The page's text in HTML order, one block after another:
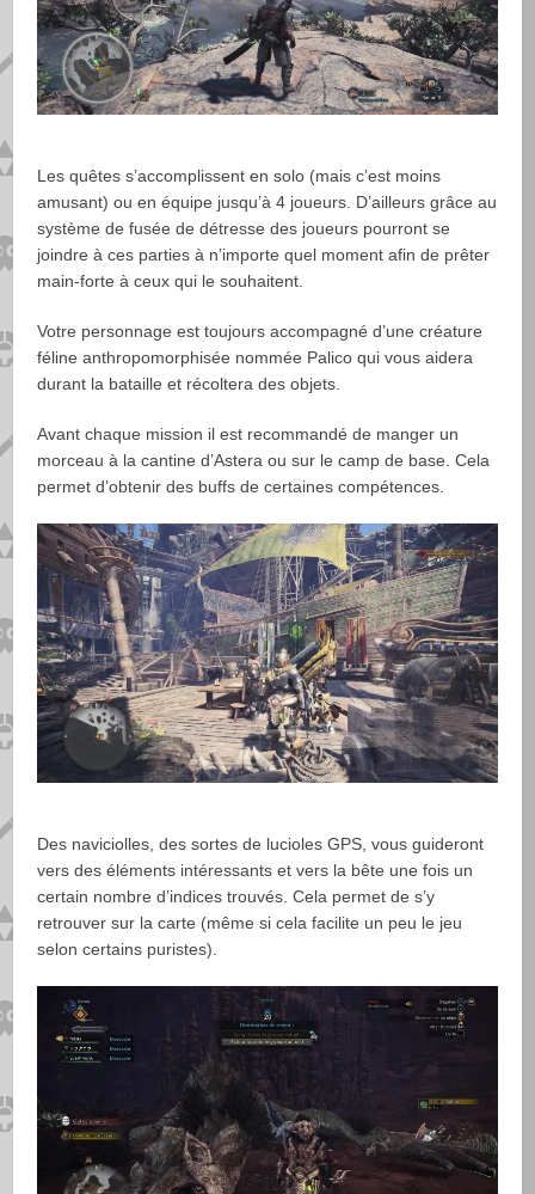
Les quêtes s’accomplissent en solo (mais c’est moins
amusant) ou en équipe jusqu’à 4 joueurs. D’ailleurs grâce au
système de fusée de détresse des joueurs pourront se
joindre à ces parties à n’importe quel moment afin de prêter
main-forte à ceux qui le souhaitent.
Votre personnage est toujours accompagné d’une créature
féline anthropomorphisée nommée Palico qui vous aidera
durant la bataille et récoltera des objets.
Avant chaque mission il est recommandé de manger un
morceau à la cantine d’Astera ou sur le camp de base. Cela
permet d’obtenir des buffs de certaines compétences.
Des naviciolles, des sortes de lucioles GPS, vous guideront
vers des éléments intéressants et vers la bête une fois un
certain nombre d’indices trouvés. Cela permet de s’y
retrouver sur la carte (même si cela facilite un peu le jeu
selon certains puristes).